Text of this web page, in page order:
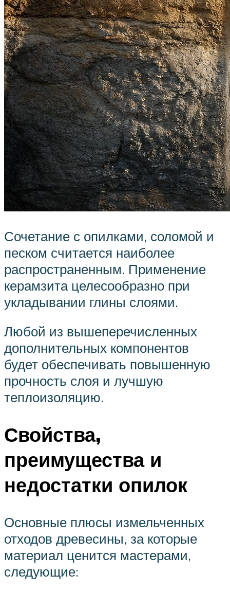
Сочетание с опилками, соломой и
песком считается наиболее
распространенным. Применение
керамзита целесообразно при
укладывании глины слоями.
Любой из вышеперечисленных
дополнительных компонентов
будет обеспечивать повышенную
прочность слоя и лучшую
теплоизоляцию.
Свойства,
преимущества и
недостатки опилок
Основные плюсы измельченных
отходов древесины, за которые
материал ценится мастерами,
следующие: